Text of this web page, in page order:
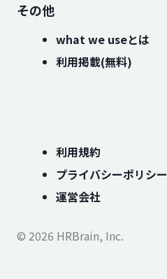
その他
what we useとは
利用掲載(無料)
利用規約
プライバシーポリシー
運営会社
© 2026 HRBrain, Inc.